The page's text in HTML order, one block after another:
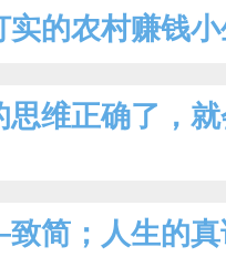
实的农村赚钱
思维正确了，
简；人生的